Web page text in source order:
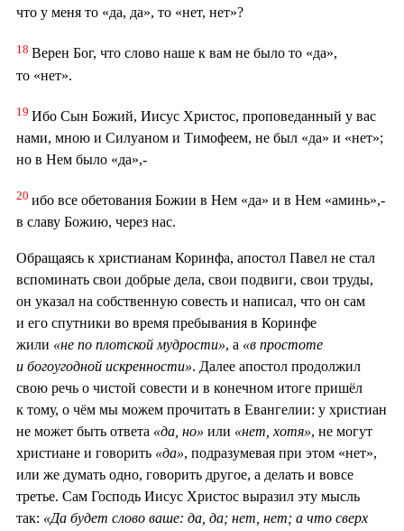
что у меня то «да, да», то «нет, нет»?
18 Верен Бог, что слово наше к вам не было то «да»,
то «нет».
19 Ибо Сын Божий, Иисус Христос, проповеданный у вас
нами, мною и Силуаном и Тимофеем, не был «да» и «нет»;
но в Нем было «да»,-
20 ибо все обетования Божии в Нем «да» и в Нем «аминь»,-
в славу Божию, через нас.
Обращаясь к христианам Коринфа, апостол Павел не стал
вспоминать свои добрые дела, свои подвиги, свои труды,
он указал на собственную совесть и написал, что он сам
и его спутники во время пребывания в Коринфе
жили «не по плотской мудрости», а «в простоте
и богоугодной искренности». Далее апостол продолжил
свою речь о чистой совести и в конечном итоге пришёл
к тому, о чём мы можем прочитать в Евангелии: у христиан
не может быть ответа «да, но» или «нет, хотя», не могут
христиане и говорить «да», подразумевая при этом «нет»,
или же думать одно, говорить другое, а делать и вовсе
третье. Сам Господь Иисус Христос выразил эту мысль
так: «Да будет слово ваше: да, да; нет, нет; а что сверх